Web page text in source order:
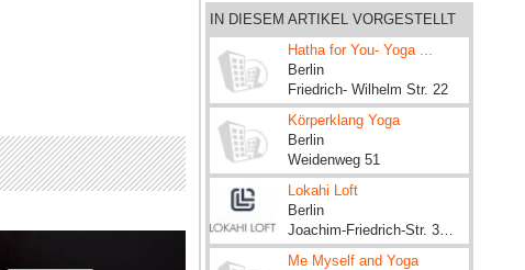
IN DIESEM ARTIKEL VORGESTELLT
Hatha for You- Yoga ...
Berlin
Friedrich- Wilhelm Str. 22
Körperklang Yoga
Berlin
Weidenweg 51
Lokahi Loft
Berlin
Joachim-Friedrich-Str. 37/38
Me Myself and Yoga